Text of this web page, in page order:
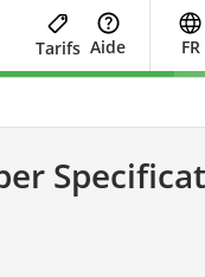
Tarifs Aide FR